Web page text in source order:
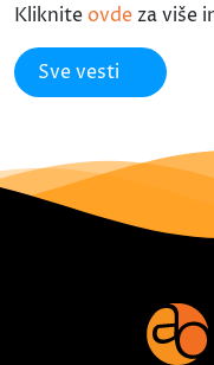
Kliknite ovde za više
Sve vesti